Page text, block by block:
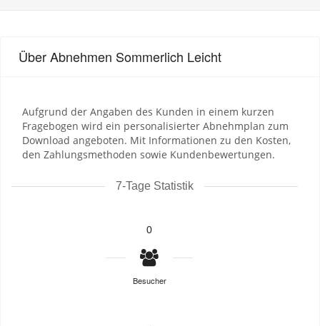
Über Abnehmen Sommerlich Leicht
Aufgrund der Angaben des Kunden in einem kurzen
Fragebogen wird ein personalisierter Abnehmplan zum
Download angeboten. Mit Informationen zu den Kosten,
den Zahlungsmethoden sowie Kundenbewertungen.
7-Tage Statistik
0
Besucher